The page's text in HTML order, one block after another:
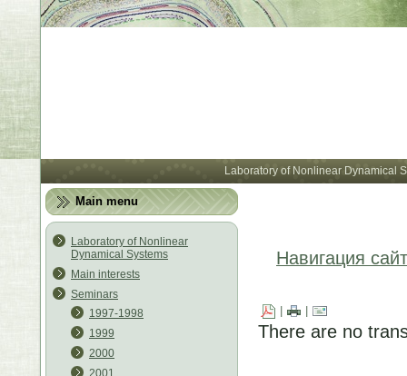
Laboratory of Nonlinear Dynamical
Main menu
Laboratory of Nonlinear
Dynamical Systems
Main interests
Seminars
1997-1998
1999
2000
2001
Навигация
There are no